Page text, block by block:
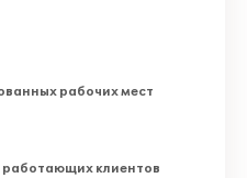
рабочих мест
клиентов